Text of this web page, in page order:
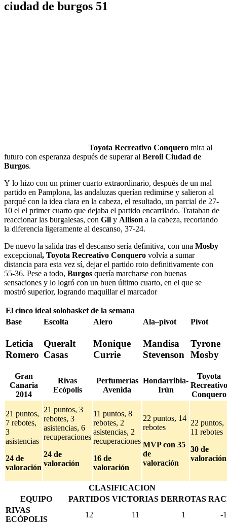
ciudad de burgos 51
Toyota Recreativo Conquero mira al
futuro con esperanza después de superar al Beroil Ciudad de
Burgos.
Y lo hizo con un primer cuarto extraordinario, después de un mal
partido en Pamplona, las andaluzas querían redimirse y salieron al
parqué con la idea clara en la cabeza, el resultado, un parcial de 27-
10 el el primer cuarto que dejaba el partido encarrilado. Trataban de
reaccionar las burgalesas, con Gil y Allison a la cabeza, recortando
la diferencia ligeramente al descanso, 37-24.
De nuevo la salida tras el descanso sería definitiva, con una Mosby
excepcional, Toyota Recreativo Conquero volvía a sumar
distancia para esta vez sí, dejar el partido roto definitivamente con
55-36. Pese a todo, Burgos quería marcharse con buenas
sensaciones y lo logró con un buen último cuarto, en el que se
mostró superior, logrando maquillar el marcador
El cinco ideal solobasket de la semana
Base
Escolta Alero Ala–pívot Pívot
Leticia
Romero
Queralt
Casas
Monique
Currie
Mandisa
Stevenson
Tyrone
Mosby
Gran
Canaria
2014
Rivas
Ecópolis
Perfumerías
Avenida
Hondarribia-
Irún
Toyota
Recreativo
Conquero
21 puntos,
7 rebotes,
3
asistencias
24 de
valoración
21 puntos, 3
rebotes, 3
asistencias, 6
recuperaciones
24 de
valoración
11 puntos, 8
rebotes, 2
asistencias, 2
recuperaciones
16 de
valoración
22 puntos, 14
rebotes
MVP con 35
de
valoración
22 puntos,
11 rebotes
30 de
valoración
CLASIFICACION
EQUIPO
PARTIDOS VICTORIAS DERROTAS
RIVAS
ECÓPOLIS
12 11 1
-1